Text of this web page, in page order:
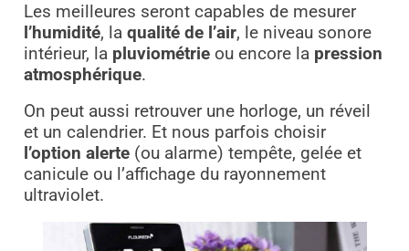
Les meilleures seront capables de mesurer
l’humidité, la qualité de l’air, le niveau sonore
intérieur, la pluviométrieou encore la pression
atmosphérique.
On peut aussi retrouver une horloge, un réveil
et un calendrier. Et nous parfois choisir
l’option alerte(ou alarme) tempête, gelée et
canicule ou l’affichage du rayonnement
ultraviolet.